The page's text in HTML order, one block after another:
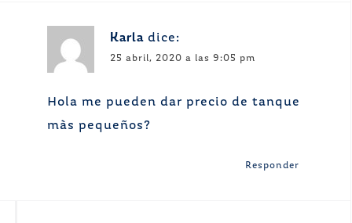
Karla dice:
25 abril, 2020 a las 9:05 pm
Hola me pueden dar precio de tanque
màs pequeños?
Responder